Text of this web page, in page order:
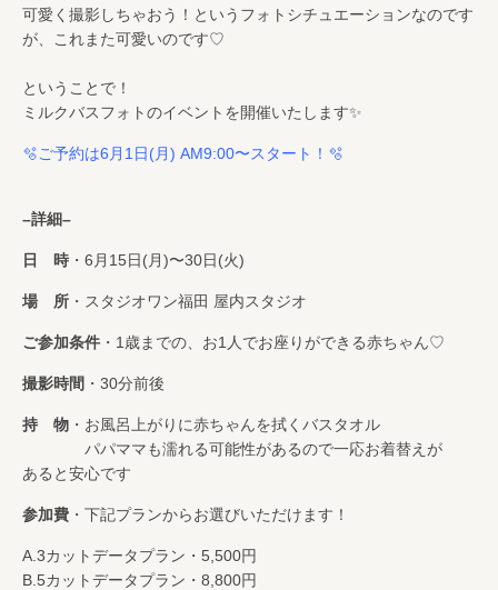
可愛く撮影しちゃおう！というフォトシチュエーションなのです
が、これまた可愛いのです♡
ということで！
ミルクバスフォトのイベントを開催いたします✨
🫧ご予約は6月1日(月) AM9:00〜スタート！🫧
–詳細–
日 時 ・6月15日(月)〜30日(火)
場 所 ・スタジオワン福田 屋内スタジオ
ご参加条件 ・1歳までの、お1人でお座りができる赤ちゃん♡
撮影時間 ・30分前後
持 物 ・お風呂上がりに赤ちゃんを拭くバスタオル
パパママも濡れる可能性があるので一応お着替えが
あると安心です
参加費 ・下記プランからお選びいただけます！
A.3カットデータプラン・5,500円
B.5カットデータプラン・8,800円